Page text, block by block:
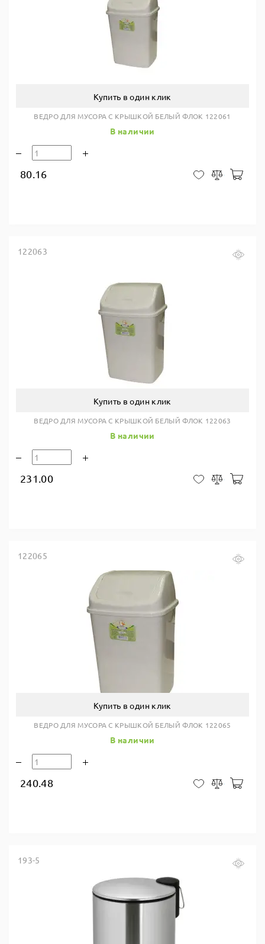
Купить в один клик
ВЕДРО ДЛЯ МУСОРА С КРЫШКОЙ БЕЛЫЙ ФЛОК 122061
В наличии
80.16 В закладки
Сравнить
122063
Купить в один клик
ВЕДРО ДЛЯ МУСОРА С КРЫШКОЙ БЕЛЫЙ ФЛОК 122063
В наличии
231.00 В закладки
Сравнить
122065
Купить в один клик
ВЕДРО ДЛЯ МУСОРА С КРЫШКОЙ БЕЛЫЙ ФЛОК 122065
В наличии
240.48 В закладки
Сравнить
193-5